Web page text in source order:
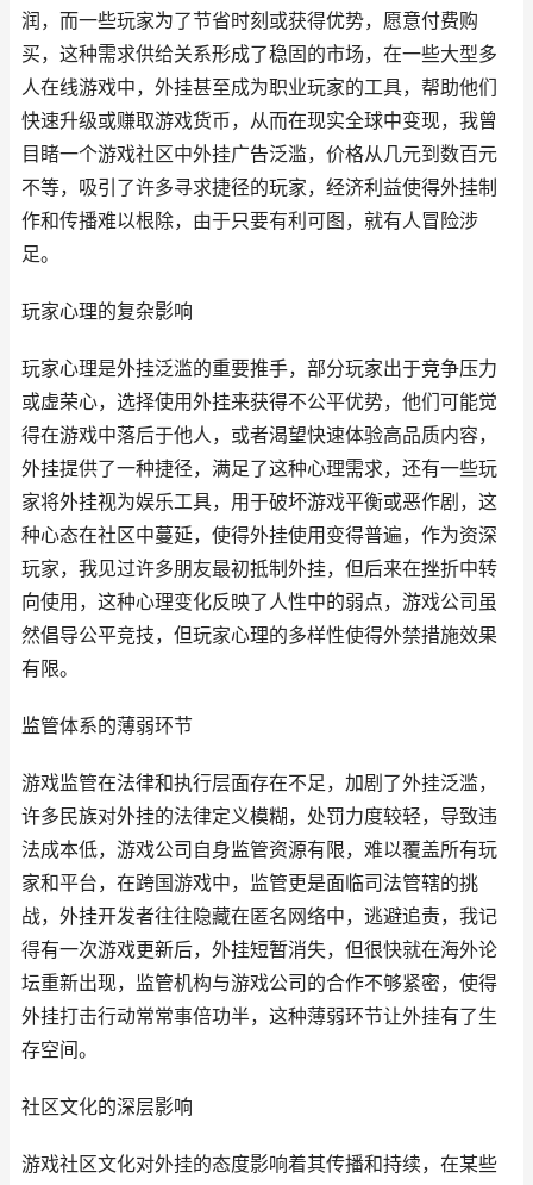
润，而一些玩家为了节省时刻或获得优势，愿意付费购
买，这种需求供给关系形成了稳固的市场，在一些大型多
人在线游戏中，外挂甚至成为职业玩家的工具，帮助他们
快速升级或赚取游戏货币，从而在现实全球中变现，我曾
目睹一个游戏社区中外挂广告泛滥，价格从几元到数百元
不等，吸引了许多寻求捷径的玩家，经济利益使得外挂制
作和传播难以根除，由于只要有利可图，就有人冒险涉
足。
玩家心理的复杂影响
玩家心理是外挂泛滥的重要推手，部分玩家出于竞争压力
或虚荣心，选择使用外挂来获得不公平优势，他们可能觉
得在游戏中落后于他人，或者渴望快速体验高品质内容，
外挂提供了一种捷径，满足了这种心理需求，还有一些玩
家将外挂视为娱乐工具，用于破坏游戏平衡或恶作剧，这
种心态在社区中蔓延，使得外挂使用变得普遍，作为资深
玩家，我见过许多朋友最初抵制外挂，但后来在挫折中转
向使用，这种心理变化反映了人性中的弱点，游戏公司虽
然倡导公平竞技，但玩家心理的多样性使得外禁措施效果
有限。
监管体系的薄弱环节
游戏监管在法律和执行层面存在不足，加剧了外挂泛滥，
许多民族对外挂的法律定义模糊，处罚力度较轻，导致违
法成本低，游戏公司自身监管资源有限，难以覆盖所有玩
家和平台，在跨国游戏中，监管更是面临司法管辖的挑
战，外挂开发者往往隐藏在匿名网络中，逃避追责，我记
得有一次游戏更新后，外挂短暂消失，但很快就在海外论
坛重新出现，监管机构与游戏公司的合作不够紧密，使得
外挂打击行动常常事倍功半，这种薄弱环节让外挂有了生
存空间。
社区文化的深层影响
游戏社区文化对外挂的态度影响着其传播和持续，在某些